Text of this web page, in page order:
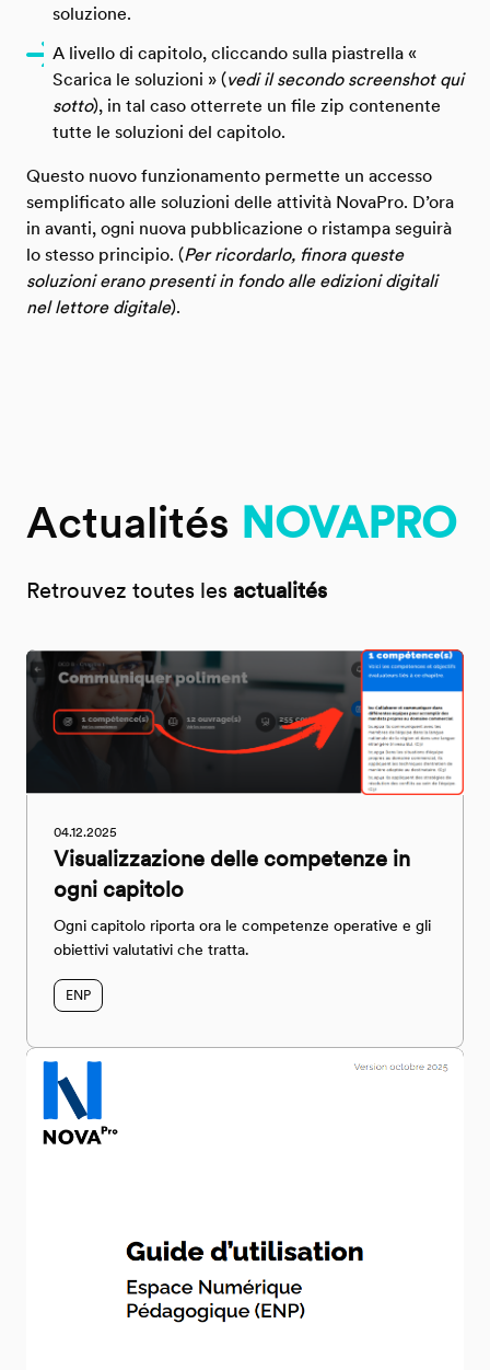
soluzione.
A livello di capitolo, cliccando sulla piastrella «
Scarica le soluzioni » (vedi il secondo screenshot qui
sotto), in tal caso otterrete un file zip contenente
tutte le soluzioni del capitolo.
Questo nuovo funzionamento permette un accesso
semplificato alle soluzioni delle attività NovaPro. D’ora
in avanti, ogni nuova pubblicazione o ristampa seguirà
lo stesso principio. (Per ricordarlo, finora queste
soluzioni erano presenti in fondo alle edizioni digitali
nel lettore digitale).
Actualités NOVAPRO
Retrouvez toutes les actualités
04.12.2025
Visualizzazione delle competenze in
ogni capitolo
Ogni capitolo riporta ora le competenze operative e gli
obiettivi valutativi che tratta.
ENP